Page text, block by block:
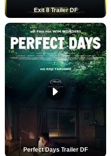
Exit 8 Trailer DF
Perfect Days Trailer DF